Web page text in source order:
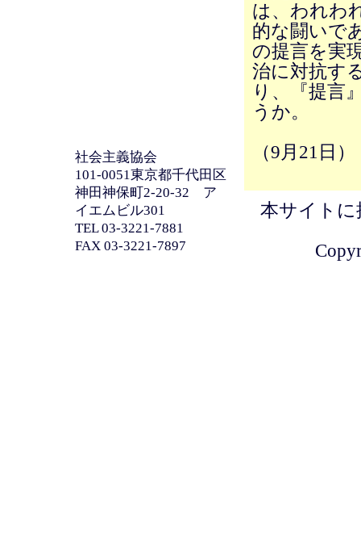
は、われわ
的な闘いで
の提言を実
治に対抗す
り、『提言
うか。
（9月21日）
本サイトに
社会主義協会
101-0051東京都千代田区
神田神保町2-20-32 ア
イエムビル301
TEL 03-3221-7881
FAX 03-3221-7897